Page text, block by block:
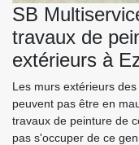
SB
travaux de
extérieurs à
Les murs extérieurs
peuvent pas être en
travaux de peinture de
pas s'occuper de ce